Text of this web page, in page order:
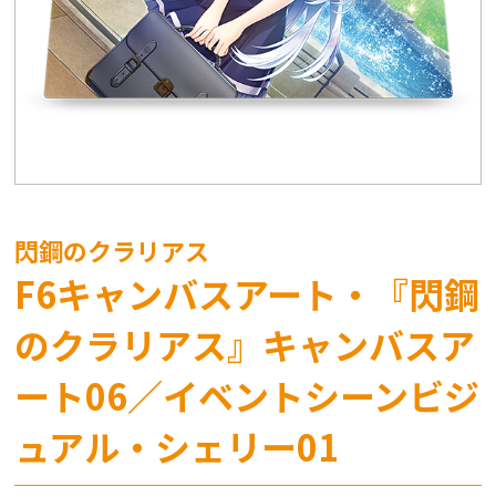
閃鋼のクラリアス
F6キャンバスアート・『閃鋼
のクラリアス』キャンバスア
ート06／イベントシーンビジ
ュアル・シェリー01